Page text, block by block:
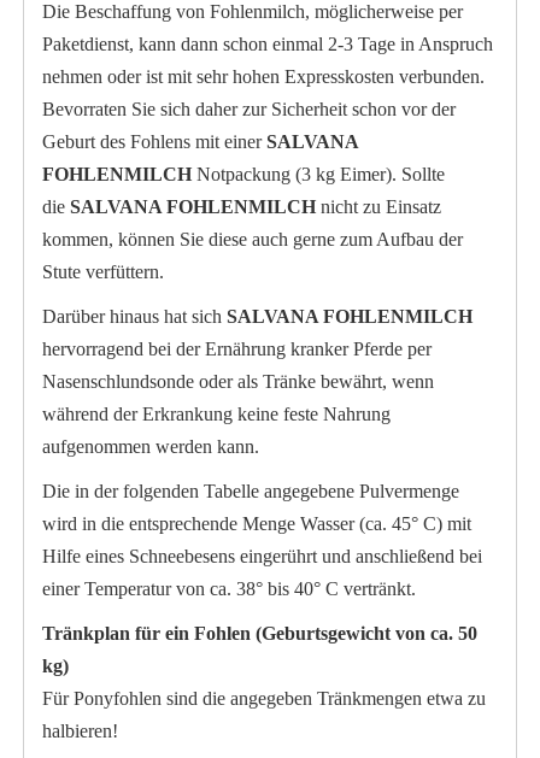
Die Beschaffung von Fohlenmilch, möglicherweise per
Paketdienst, kann dann schon einmal 2-3 Tage in Anspruch
nehmen oder ist mit sehr hohen Expresskosten verbunden.
Bevorraten Sie sich daher zur Sicherheit schon vor der
Geburt des Fohlens mit einerSALVANA
FOHLENMILCH Notpackung (3 kg Eimer). Sollte
dieSALVANA FOHLENMILCH nicht zu Einsatz
kommen, können Sie diese auch gerne zum Aufbau der
Stute verfüttern.
Darüber hinaus hat sichSALVANA FOHLENMILCH
hervorragend bei der Ernährung kranker Pferde per
Nasenschlundsonde oder als Tränke bewährt, wenn
während der Erkrankung keine feste Nahrung
aufgenommen werden kann.
Die in der folgenden Tabelle angegebene Pulvermenge
wird in die entsprechende Menge Wasser (ca. 45° C) mit
Hilfe eines Schneebesens eingerührt und anschließend bei
einer Temperatur von ca. 38° bis 40° C vertränkt.
Tränkplan für ein Fohlen (Geburtsgewicht von ca. 50
kg)
Für Ponyfohlen sind die angegeben Tränkmengen etwa zu
halbieren!